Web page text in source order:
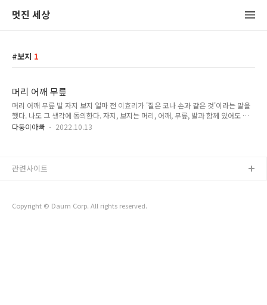
멋진 세상
보지 1
머리 어깨 무릎
머리 어깨 무릎 발 자지 보지 얼마 전 이효리가 '질은 코나 손과 같은 것'이라는 말을
했다. 나도 그 생각에 동의한다. 자지, 보지는 머리, 어깨, 무릎, 발과 함께 있어도 어
색하지 않은 말이다. 우리가 그렇게 쓰지 않아서 낯설 뿐이다. 그냥 낯설고 말면 괜찮
은 방송에서 '질'이라는 말이 나오는 게 불편하다는 좆같은 소리를 한다. 주변에서 욕
다둥이아빠 2022.10.13
Copyright © Daum Corp. All rights reserved.
관련사이트